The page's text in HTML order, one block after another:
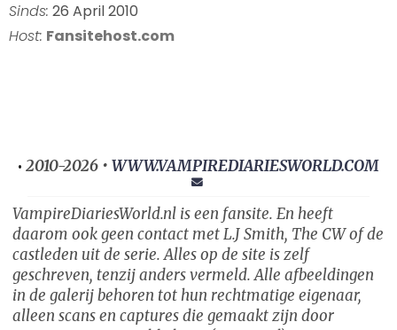
Sinds: 26 April 2010
Host: Fansitehost.com
• 2010-2026 • WWW.VAMPIREDIARIESWORLD.COM
VampireDiariesWorld.nl is een fansite. En heeft
daarom ook geen contact met L.J Smith, The CW of de
castleden uit de serie. Alles op de site is zelf
geschreven, tenzij anders vermeld. Alle afbeeldingen
in de galerij behoren tot hun rechtmatige eigenaar,
alleen scans en captures die gemaakt zijn door